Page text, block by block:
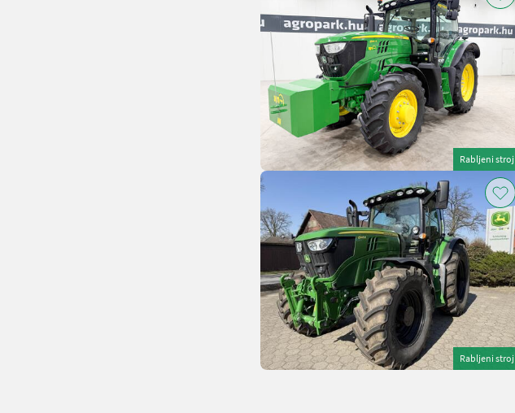
Rabljeni stroj
Rabljeni stroj